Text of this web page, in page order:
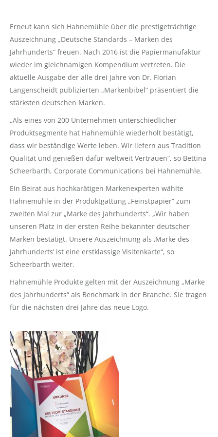
Erneut kann sich Hahnemühle über die prestigeträchtige
Auszeichnung „Deutsche Standards – Marken des
Jahrhunderts“ freuen. Nach 2016 ist die Papiermanufaktur
wieder im gleichnamigen Kompendium vertreten. Die
aktuelle Ausgabe der alle drei Jahre von Dr. Florian
Langenscheidt publizierten „Markenbibel“ präsentiert die
stärksten deutschen Marken.
„Als eines von 200 Unternehmen unterschiedlicher
Produktsegmente hat Hahnemühle wiederholt bestätigt,
dass wir beständige Werte leben. Wir liefern aus Tradition
Qualität und genießen dafür weltweit Vertrauen“, so Bettina
Scheerbarth, Corporate Communications bei Hahnemühle.
Ein Beirat aus hochkarätigen Markenexperten wählte
Hahnemühle in der Produktgattung „Feinstpapier“ zum
zweiten Mal zur „Marke des Jahrhunderts“. „Wir haben
unseren Platz in der ersten Reihe bekannter deutscher
Marken bestätigt. Unsere Auszeichnung als ‚Marke des
Jahrhunderts’ ist eine erstklassige Visitenkarte“, so
Scheerbarth weiter.
Hahnemühle Produkte gelten mit der Auszeichnung „Marke
des Jahrhunderts“ als Benchmark in der Branche. Sie tragen
für die nächsten drei Jahre das neue Logo.